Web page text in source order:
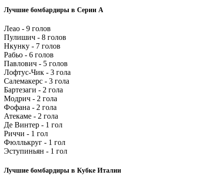
Лучшие бомбардиры в Серии А
Леао - 9 голов
Пулишич - 8 голов
Нкунку - 7 голов
Рабьо - 6 голов
Павлович - 5 голов
Лофтус-Чик - 3 гола
Салемакерс - 3 гола
Бартезаги - 2 гола
Модрич - 2 гола
Фофана - 2 гола
Атекаме - 2 гола
Де Винтер - 1 гол
Риччи - 1 гол
Фюллькруг - 1 гол
Эступиньян - 1 гол
Лучшие бомбардиры в Кубке Италии